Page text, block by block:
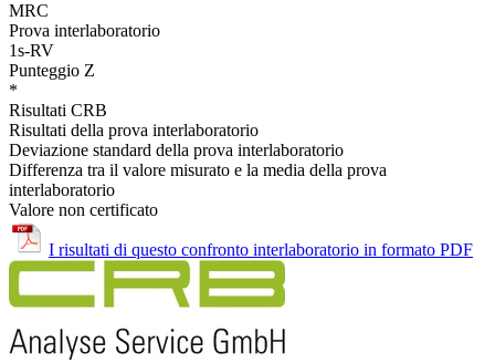
MRC
Prova interlaboratorio
1s-RV
Punteggio Z
*
Risultati CRB
Risultati della prova interlaboratorio
Deviazione standard della prova interlaboratorio
Differenza tra il valore misurato e la media della prova
interlaboratorio
Valore non certificato
I risultati di questo confronto interlaboratorio in formato PDF